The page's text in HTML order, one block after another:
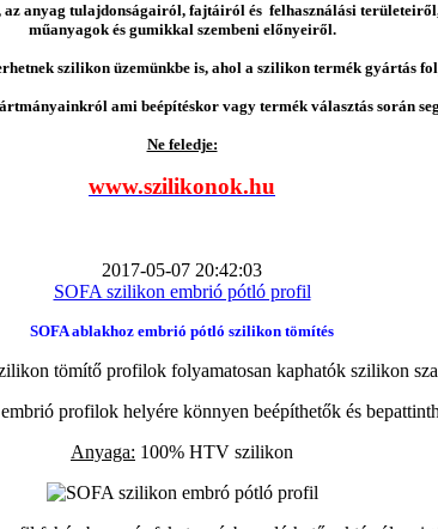
anyag tulajdonságairól, fajtáiról és felhasználási
műanyagok és gumikkal szembeni előnyeiről.
szilikon üzemünkbe is, ahol a szilikon termék gyártás
ami beépítéskor vagy termék választás során
Ne feledje:
www.szilikonok.hu
2017-05-07 20:42:03
SOFA szilikon embrió pótló profil
SOFA ablakhoz embrió pótló szilikon tömítés
tömítő profilok folyamatosan kaphatók szilikon
profilok helyére könnyen beépíthetők és
Anyaga: 100% HTV szilikon